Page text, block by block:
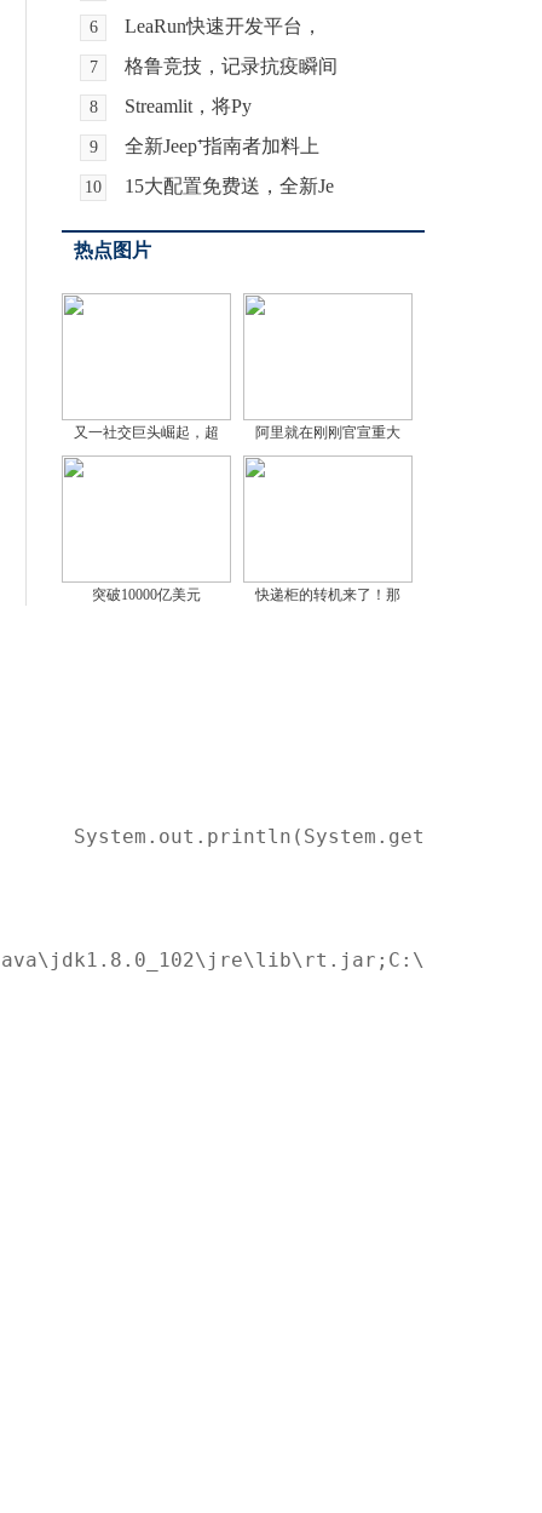
6 LeaRun快速开发平台，
7 格鲁竞技，记录抗疫瞬间
8 Streamlit，将Py
9 全新Jeep⁺指南者加料上
10 15大配置免费送，全新Je
热点图片
又一社交巨头崛起，超 阿里就在刚刚官宣重大
突破10000亿美元 快递柜的转机来了！那